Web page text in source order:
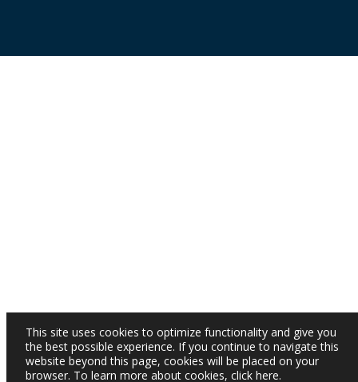
This site uses cookies to optimize functionality and give you
the best possible experience. If you continue to navigate this
website beyond this page, cookies will be placed on your
browser. To learn more about cookies, click here.